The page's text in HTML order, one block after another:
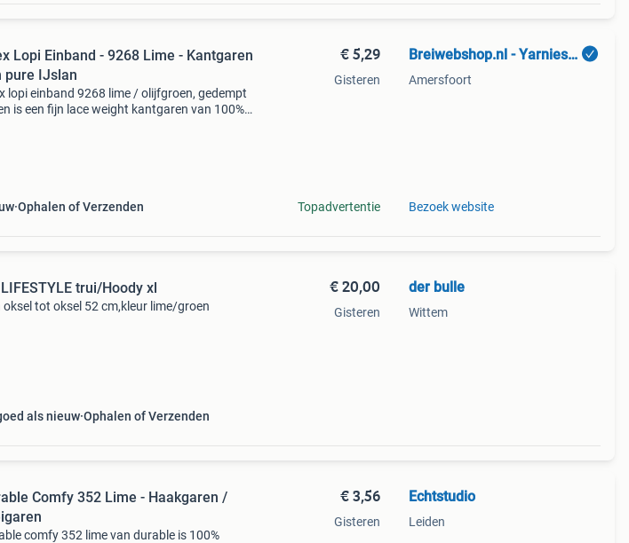
Lopi Einband - 9268 Lime - Kantgaren
pure IJslan
lopi einband 9268 lime / olijfgroen, gedempt
is een fijn lace weight kantgaren van 100%
Ophalen of Verzenden
€ 5,29
Gisteren
Topadvertentie
Breiwebshop.nl - Yarnies B.V.
Amersfoort
Bezoek website
trui/Hoody xl
oksel tot oksel 52 cm,kleur lime/groen
als nieuw Ophalen of Verzenden
€ 20,00
Gisteren
der bulle
Wittem
Comfy 352 Lime - Haakgaren /
comfy 352 lime van durable is 100%
€ 3,56
Gisteren
Echtstudio
Leiden